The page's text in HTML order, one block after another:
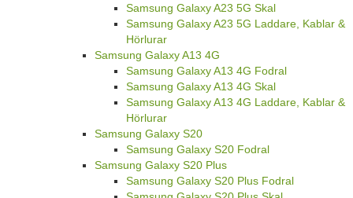
Samsung Galaxy A23 5G Skal
Samsung Galaxy A23 5G Laddare, Kablar &
Hörlurar
Samsung Galaxy A13 4G
Samsung Galaxy A13 4G Fodral
Samsung Galaxy A13 4G Skal
Samsung Galaxy A13 4G Laddare, Kablar &
Hörlurar
Samsung Galaxy S20
Samsung Galaxy S20 Fodral
Samsung Galaxy S20 Plus
Samsung Galaxy S20 Plus Fodral